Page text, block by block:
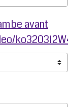
avant